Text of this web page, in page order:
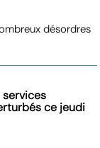
désordres
services
ce jeudi